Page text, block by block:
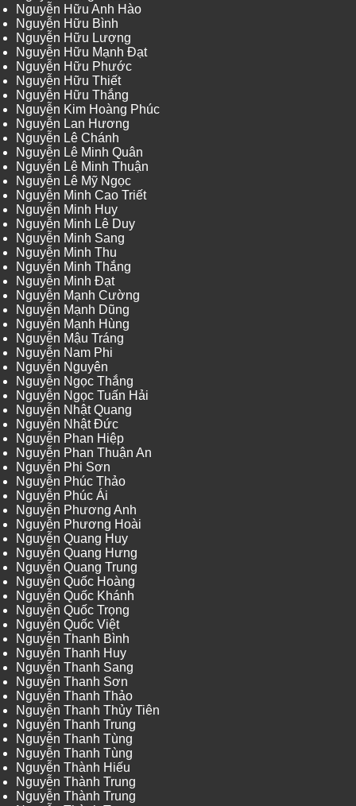
Nguyễn Hữu Anh Hào
Nguyễn Hữu Bình
Nguyễn Hữu Lượng
Nguyễn Hữu Mạnh Đạt
Nguyễn Hữu Phước
Nguyễn Hữu Thiết
Nguyễn Hữu Thắng
Nguyễn Kim Hoàng Phúc
Nguyễn Lan Hương
Nguyễn Lê Chánh
Nguyễn Lê Minh Quân
Nguyễn Lê Minh Thuận
Nguyễn Lê Mỹ Ngọc
Nguyễn Minh Cao Triết
Nguyễn Minh Huy
Nguyễn Minh Lê Duy
Nguyễn Minh Sang
Nguyễn Minh Thu
Nguyễn Minh Thắng
Nguyễn Minh Đạt
Nguyễn Mạnh Cường
Nguyễn Mạnh Dũng
Nguyễn Mạnh Hùng
Nguyễn Mậu Tráng
Nguyễn Nam Phi
Nguyễn Nguyên
Nguyễn Ngọc Thắng
Nguyễn Ngọc Tuấn Hải
Nguyễn Nhật Quang
Nguyễn Nhật Đức
Nguyễn Phan Hiệp
Nguyễn Phan Thuận An
Nguyễn Phi Sơn
Nguyễn Phúc Thảo
Nguyễn Phúc Ái
Nguyễn Phương Anh
Nguyễn Phương Hoài
Nguyễn Quang Huy
Nguyễn Quang Hưng
Nguyễn Quang Trung
Nguyễn Quốc Hoàng
Nguyễn Quốc Khánh
Nguyễn Quốc Trọng
Nguyễn Quốc Việt
Nguyễn Thanh Bình
Nguyễn Thanh Huy
Nguyễn Thanh Sang
Nguyễn Thanh Sơn
Nguyễn Thanh Thảo
Nguyễn Thanh Thủy Tiên
Nguyễn Thanh Trung
Nguyễn Thanh Tùng
Nguyễn Thanh Tùng
Nguyễn Thành Hiếu
Nguyễn Thành Trung
Nguyễn Thành Trung